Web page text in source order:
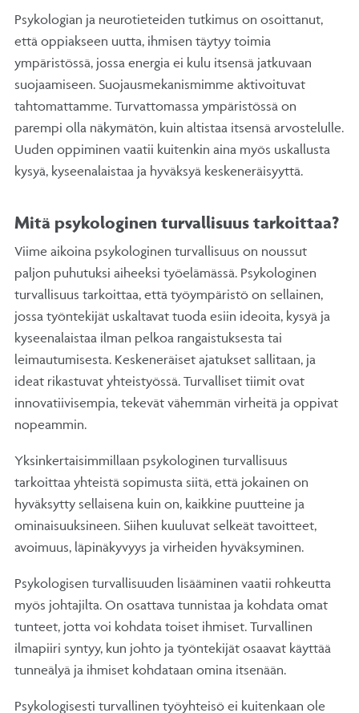
Psykologian ja neurotieteiden tutkimus on osoittanut,
että oppiakseen uutta, ihmisen täytyy toimia
ympäristössä, jossa energia ei kulu itsensä jatkuvaan
suojaamiseen. Suojausmekanismimme aktivoituvat
tahtomattamme. Turvattomassa ympäristössä on
parempi olla näkymätön, kuin altistaa itsensä arvostelulle.
Uuden oppiminen vaatii kuitenkin aina myös uskallusta
kysyä, kyseenalaistaa ja hyväksyä keskeneräisyyttä.
Mitä psykologinen turvallisuus tarkoittaa?
Viime aikoina psykologinen turvallisuus on noussut
paljon puhutuksi aiheeksi työelämässä. Psykologinen
turvallisuus tarkoittaa, että työympäristö on sellainen,
jossa työntekijät uskaltavat tuoda esiin ideoita, kysyä ja
kyseenalaistaa ilman pelkoa rangaistuksesta tai
leimautumisesta. Keskeneräiset ajatukset sallitaan, ja
ideat rikastuvat yhteistyössä. Turvalliset tiimit ovat
innovatiivisempia, tekevät vähemmän virheitä ja oppivat
nopeammin.
Yksinkertaisimmillaan psykologinen turvallisuus
tarkoittaa yhteistä sopimusta siitä, että jokainen on
hyväksytty sellaisena kuin on, kaikkine puutteine ja
ominaisuuksineen. Siihen kuuluvat selkeät tavoitteet,
avoimuus, läpinäkyvyys ja virheiden hyväksyminen.
Psykologisen turvallisuuden lisääminen vaatii rohkeutta
myös johtajilta. On osattava tunnistaa ja kohdata omat
tunteet, jotta voi kohdata toiset ihmiset. Turvallinen
ilmapiiri syntyy, kun johto ja työntekijät osaavat käyttää
tunneälyä ja ihmiset kohdataan omina itsenään.
Psykologisesti turvallinen työyhteisö ei kuitenkaan ole